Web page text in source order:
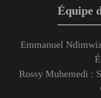
Équipe
Emmanuel
Rossy Muhemedi :